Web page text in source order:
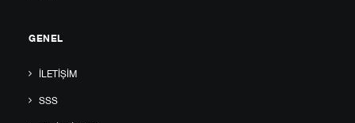
GENEL
İLETIŞIM
SSS